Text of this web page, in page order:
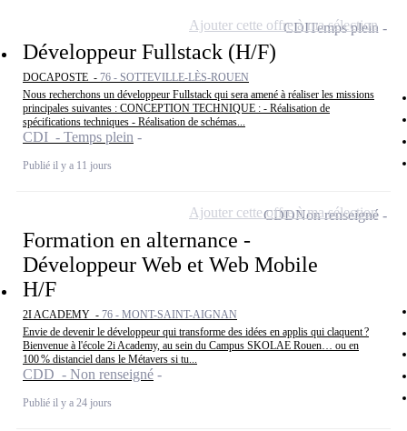
Développeur Fullstack (H/F)
DOCAPOSTE - 76 - SOTTEVILLE-LÈS-ROUEN
Nous recherchons un développeur Fullstack qui sera amené à réaliser les missions
principales suivantes : CONCEPTION TECHNIQUE : - Réalisation de
spécifications techniques - Réalisation de schémas...
CDI - Temps plein
Publié il y a 11 jours
CDITemps plein
Ajouter cette offre à ma sélection
Formation en alternance -
Développeur Web et Web Mobile
H/F
2I ACADEMY - 76 - MONT-SAINT-AIGNAN
Envie de devenir le développeur qui transforme des idées en applis qui claquent ?
Bienvenue à l'école 2i Academy, au sein du Campus SKOLAE Rouen… ou en
100 % distanciel dans le Métavers si tu...
CDD - Non renseigné
Publié il y a 24 jours
CDDNon renseigné
Ajouter cette offre à ma sélection